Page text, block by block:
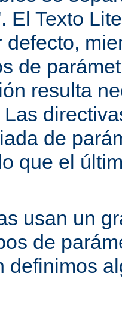
El Texto
defecto,
de
resulta
Las
de
que el
usan un
de
definimos